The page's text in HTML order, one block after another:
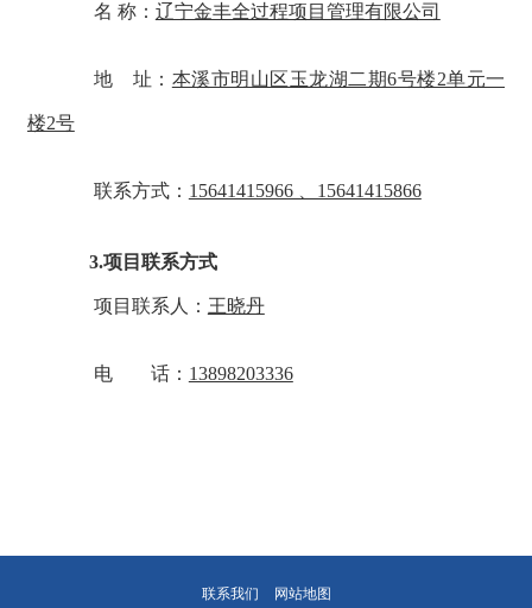
原材料，减少浪费，以控制成本。
②劳动纪律：按时上下班，不得迟到早退。爱护单位财
①工作任务：分类分档存放餐具，防止污染。清洗餐具
餐具清洗后即放入‌橱柜
责收拾清洗脏的炉具、厨具等，并打扫厨房地面卫生。
3.厨房要保持设备整洁划一，工作台、餐具、炊具、地面
异物、异味冰箱保持干净卫生，分档分类存放食物。
名 称： 辽宁金丰全过程项目管理有限公司
地 址： 本溪市明山区玉龙湖二期6号楼2单元一
楼2号
联系方式： 15641415966 、15641415866
3.项目联系方式
项目联系人： 王晓丹
电 话： 13898203336
联系我们 网站地图